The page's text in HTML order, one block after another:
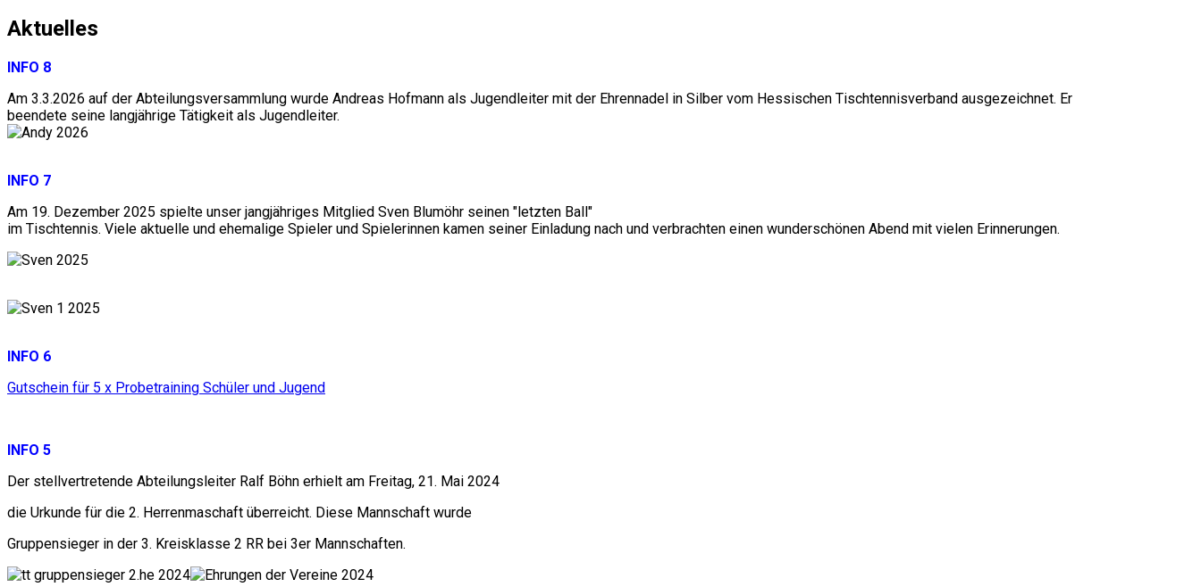
Aktuelles
INFO 8
Am 3.3.2026 auf der Abteilungsversammlung wurde Andreas Hofmann als Jugendleiter mit der Ehrennadel in Silber vom Hessischen Tischtennisverband ausgezeichnet. Er
beendete seine langjährige Tätigkeit als Jugendleiter.
INFO 7
Am 19. Dezember 2025 spielte unser jangjähriges Mitglied Sven Blumöhr seinen "letzten Ball"
im Tischtennis. Viele aktuelle und ehemalige Spieler und Spielerinnen kamen seiner Einladung nach und verbrachten einen wunderschönen Abend mit vielen Erinnerungen.
INFO 6
Gutschein für 5 x Probetraining Schüler und Jugend
INFO 5
Der stellvertretende Abteilungsleiter Ralf Böhn erhielt am Freitag, 21. Mai 2024
die Urkunde für die 2. Herrenmaschaft überreicht. Diese Mannschaft wurde
Gruppensieger in der 3. Kreisklasse 2 RR bei 3er Mannschaften.